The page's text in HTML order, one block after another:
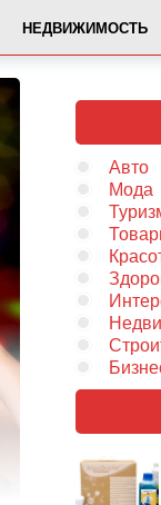
НЕДВИЖИМОСТЬ
Авто
Мода